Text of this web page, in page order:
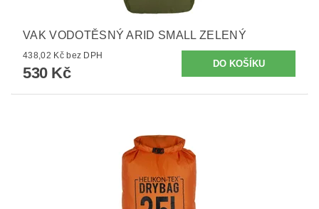
VAK VODOTĚSNÝ ARID SMALL ZELENÝ
438,02 Kč bez DPH
530 Kč